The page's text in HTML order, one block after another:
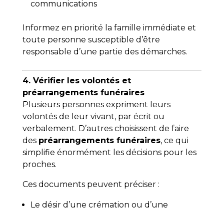
communications
Informez en priorité la famille immédiate et
toute personne susceptible d’être
responsable d’une partie des démarches.
4. Vérifier les volontés et
préarrangements funéraires
Plusieurs personnes expriment leurs
volontés de leur vivant, par écrit ou
verbalement. D’autres choisissent de faire
des préarrangements funéraires, ce qui
simplifie énormément les décisions pour les
proches.
Ces documents peuvent préciser :
Le désir d’une crémation ou d’une